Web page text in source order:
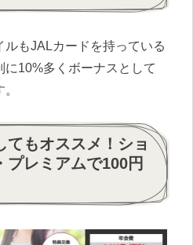
ルもJALカードを持っている
10%多くボーナスとして
てもオススメ！ショ
プレミアムで100円